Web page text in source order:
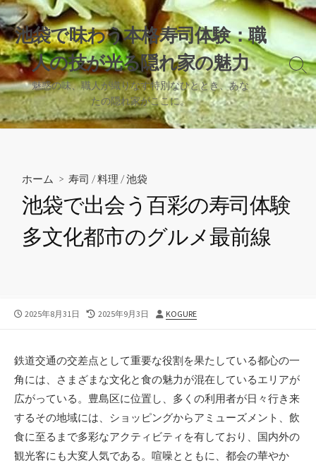
コ
ン
テ
ン
ツ
へ
ス
キ
池袋で味わう本格寿司体験：職
人の技が光る隠れ家の魅力
魅惑の味、職人が織りなす特別なひととき、あな
たの隠れ家がここに。
検
索
切
り
替
ホーム > 寿司 /料理 /池袋
池袋で出会う百彩の寿司体験
多文化都市のグルメ最前線
公
2025年8月31日
最
日
2025年9月3日
投
KOGURE
鉄道交通の交差点として重要な役割を果たしている都心の一
角には、さまざまな文化と食の魅力が混在しているエリアが
広がっている。 豊島区に位置し、多くの利用者が日々行き来
するその地域には、ショッピングからアミューズメント、飲
食に至るまで多彩なアクティビティを有しており、国内外の
観光客にも大変人気である。喧噪とともに、都会の華やか